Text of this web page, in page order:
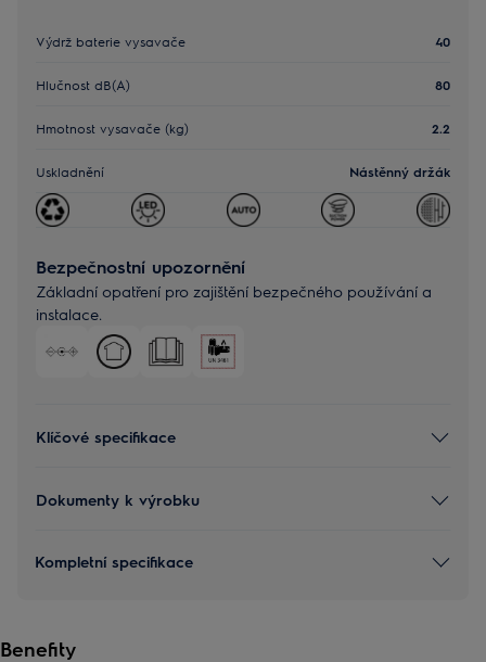
Výdrž baterie vysavače 40
Hlučnost dB(A) 80
Hmotnost vysavače (kg) 2.2
Uskladnění Nástěnný držák
Bezpečnostní upozornění
Základní opatření pro zajištění bezpečného používání a
instalace.
Klíčové specifikace
Dokumenty k výrobku
Kompletní specifikace
Benefity